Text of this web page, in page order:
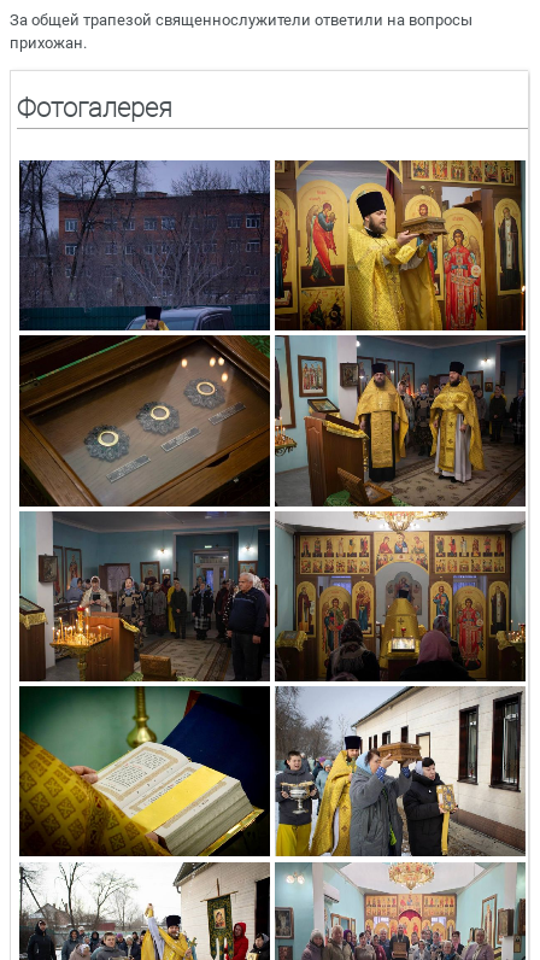
За общей трапезой священнослужители ответили на вопросы
прихожан.
Фотогалерея